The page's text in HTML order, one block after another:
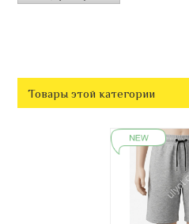
Товары этой категории